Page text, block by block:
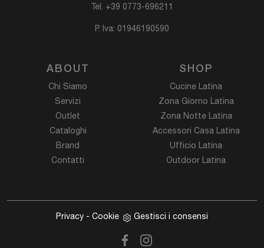
Tel. +39 0773-696211
P. Iva: 01946190590
ABOUT
Chi Siamo
Servizi
Outlet
Cataloghi
Brand
Contatti
SHOP
Cucine Latina
Zona Giorno Latina
Zona Notte Latina
Accessori Casa Latina
Ufficio Latina
Outdoor Latina
Privacy - Cookie Gestisci i consensi